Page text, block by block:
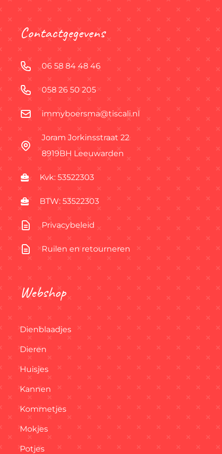
Contactgegevens
06 58 84 48 46
058 26 50 205
immyboersma@tiscali.nl
Joram Jorkinsstraat 22
8919BH Leeuwarden
Kvk: 53522303
BTW: 53522303
Privacybeleid
Ruilen en retourneren
Webshop
Dienblaadjes
Dieren
Huisjes
Kannen
Kommetjes
Mokjes
Potjes